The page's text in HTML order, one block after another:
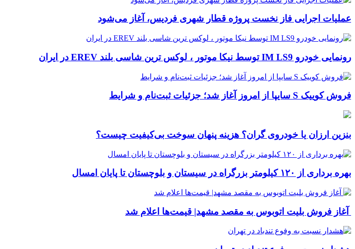
عملیات اجرایی فاز نخست پروژه قطار شهری فردیس، آغاز می‌شود
رونمایی خودرو IM LS9 توسط نیکا موتور ، لوکس ترین شاسی بلند EREV در ایران
فروش کوییک S سایپا از امروز آغاز شد؛ جزئیات ثبت‌نام و شرایط
بنزین ارزان یا خودروی گران؟ هزینه پنهان سوخت بی‌کیفیت چیست؟
بهره برداری از ۱۲۰ کیلومتر بزرگراه در سیستان و بلوچستان تا پایان امسال
آغاز فروش بلیت اتوبوس به مقصد مشهد| قیمت‌ها اعلام شد